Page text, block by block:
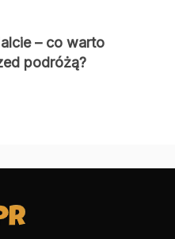
– co warto
podróżą?